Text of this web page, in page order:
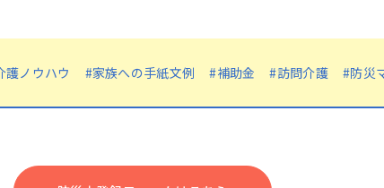
護ノウハウ #家族への手紙文例 #補助金 #訪問介護 #防災